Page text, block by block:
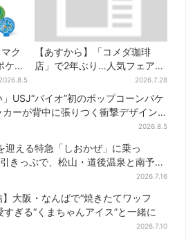
ク
ケモ
「懐
2026.8.5
【あすから】「コメダ珈琲
店」で2年ぶり…人気フェアが
復活！“ハワイ旅行が当た
る”キャンペーンも
2026.7.28
」USJ“バイオ”初のポップコーンバケ
カーが背中に張りつく衝撃デザイン
2026.8.5
迎える特急「しおかぜ」に乗っ
きっぷで、松山・道後温泉と南予を
2026.7.16
】大阪・なんばで“焼きたてワッフ
すぎる“くまちゃんアイス”と一緒に
2026.7.10